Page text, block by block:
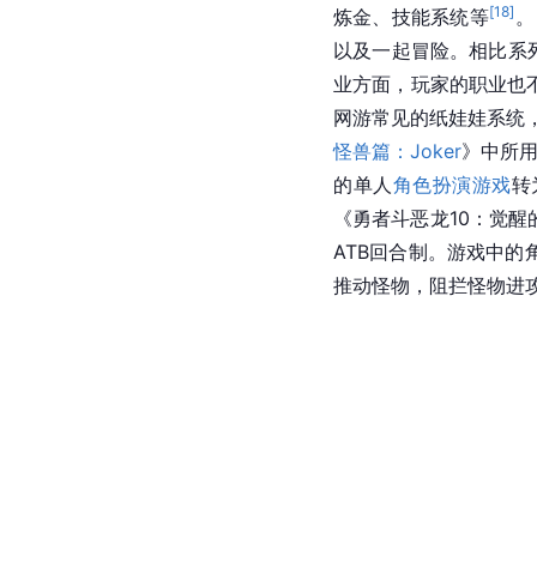
炼金、技能系统等[18]
以及一起冒险。相比系
业方面，玩家的职业也
网游常见的纸娃娃系统
怪兽篇：Joker》中所
的单人 角色扮演游戏转
《勇者斗恶龙10：觉
ATB回合制。游戏中的
推动怪物，阻拦怪物进